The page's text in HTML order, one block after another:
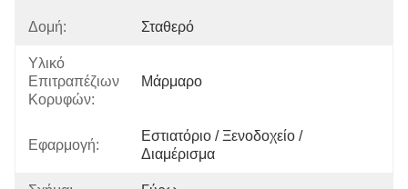
Δομή: Σταθερό
Υλικό
Επιτραπέζιων
Κορυφών:
Μάρμαρο
Εφαρμογή:
Εστιατόριο / Ξενοδοχείο /
Διαμέρισμα